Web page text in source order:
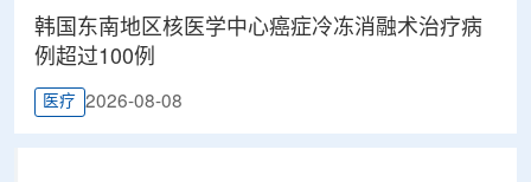
韩国东南地区核医学中心癌症冷冻消融术治疗病
例超过100例
医疗 2026-08-08